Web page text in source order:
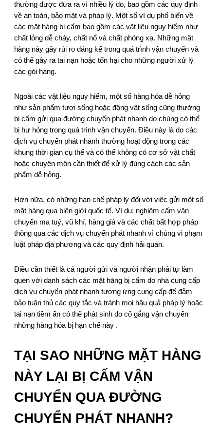
thường được đưa ra vì nhiều lý do, bao gồm các quy định
về an toàn, bảo mật và pháp lý. Một số ví dụ phổ biến về
các mặt hàng bị cấm bao gồm các vật liệu nguy hiểm như
chất lỏng dễ cháy, chất nổ và chất phóng xạ. Những mặt
hàng này gây rủi ro đáng kể trong quá trình vận chuyển và
có thể gây ra tai nạn hoặc tổn hại cho những người xử lý
các gói hàng.
Ngoài các vật liệu nguy hiểm, một số hàng hóa dễ hỏng
như sản phẩm tươi sống hoặc động vật sống cũng thường
bị cấm gửi qua đường chuyển phát nhanh do chúng có thể
bị hư hỏng trong quá trình vận chuyển. Điều này là do các
dịch vụ chuyển phát nhanh thường hoạt động trong các
khung thời gian cụ thể và có thể không có cơ sở vật chất
hoặc chuyên môn cần thiết để xử lý đúng cách các sản
phẩm dễ hỏng.
Hơn nữa, có những hạn chế pháp lý đối với việc gửi một số
mặt hàng qua biên giới quốc tế. Ví dụ: nghiêm cấm vận
chuyển ma tuý, vũ khí, hàng giả và các chất bất hợp pháp
thông qua các dịch vụ chuyển phát nhanh vì chúng vi phạm
luật pháp địa phương và các quy định hải quan.
Điều cần thiết là cả người gửi và người nhận phải tự làm
quen với danh sách các mặt hàng bị cấm do nhà cung cấp
dịch vụ chuyển phát nhanh tương ứng cung cấp để đảm
bảo tuân thủ các quy tắc và tránh mọi hậu quả pháp lý hoặc
tai nạn tiềm ẩn có thể phát sinh do cố gắng vận chuyển
những hàng hóa bị hạn chế này .
TẠI SAO NHỮNG MẶT HÀNG
NÀY LẠI BỊ CẤM VẬN
CHUYỂN QUA ĐƯỜNG
CHUYỂN PHÁT NHANH?